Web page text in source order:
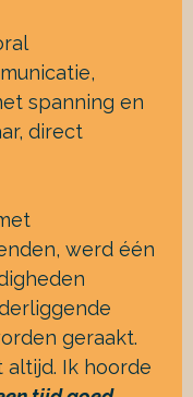
spanning en
direct
werd één
geraakt.
Ik hoorde